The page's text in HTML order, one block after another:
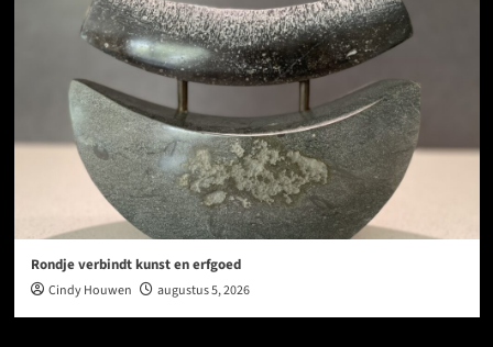
Rondje verbindt kunst en erfgoed
Cindy Houwen augustus 5, 2026